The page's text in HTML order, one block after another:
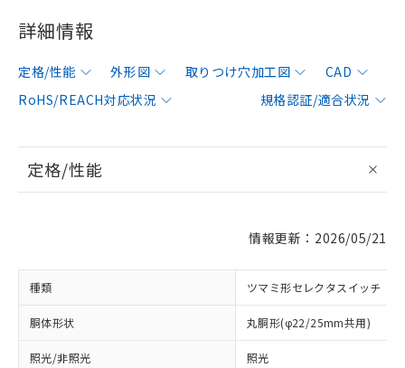
詳細情報
定格/性能 外形図 取りつけ穴加工図
CAD
RoHS/REACH対応状況
規格認証/適合状況
定格/性能
情報更新：2026/05/21
種類 ツマミ形セレクタスイッチ
胴体形状 丸胴形(φ22/25mm共用)
照光/非照光 照光